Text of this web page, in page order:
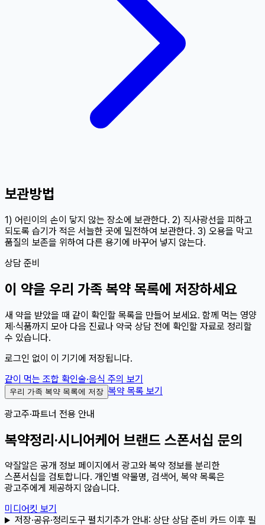
보관방법
1) 어린이의 손이 닿지 않는 장소에 보관한다. 2) 직사광선을 피하고
되도록 습기가 적은 서늘한 곳에 밀전하여 보관한다. 3) 오용을 막고
품질의 보존을 위하여 다른 용기에 바꾸어 넣지 않는다.
상담 준비
이 약을 우리 가족 복약 목록에 저장하세요
새 약을 받았을 때 같이 확인할 목록을 만들어 보세요. 함께 먹는 영양
제·식품까지 모아 다음 진료나 약국 상담 전에 확인할 자료로 정리할
수 있습니다.
로그인 없이 이 기기에 저장됩니다.
같이 먹는 조합 확인술·음식 주의 보기
우리 가족 복약 목록에 저장 복약 목록 보기
광고주·파트너 전용 안내
복약정리·시니어케어 브랜드 스폰서십 문의
약잘알은 공개 정보 페이지에서 광고와 복약 정보를 분리한
스폰서십을 검토합니다. 개인별 약물명, 검색어, 복약 목록은
광고주에게 제공하지 않습니다.
미디어킷 보기
저장·공유·정리도구 펼치기 추가 안내: 상단 상담 준비 카드 이후 필